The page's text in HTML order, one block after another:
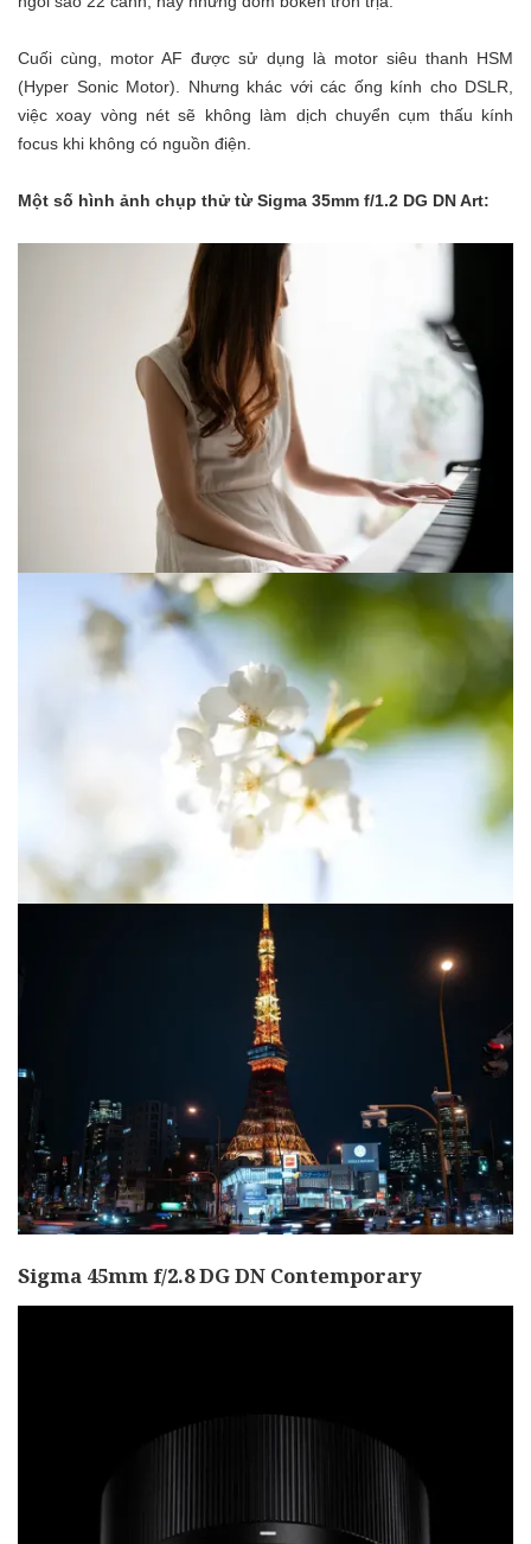
Cuối cùng, motor AF được sử dụng là motor siêu thanh HSM
(Hyper Sonic Motor). Nhưng khác với các ống kính cho DSLR,
việc xoay vòng nét sẽ không làm dịch chuyển cụm thấu kính
focus khi không có nguồn điện.
Một số hình ảnh chụp thử từ Sigma 35mm f/1.2 DG DN Art:
Sigma 45mm f/2.8 DG DN Contemporary